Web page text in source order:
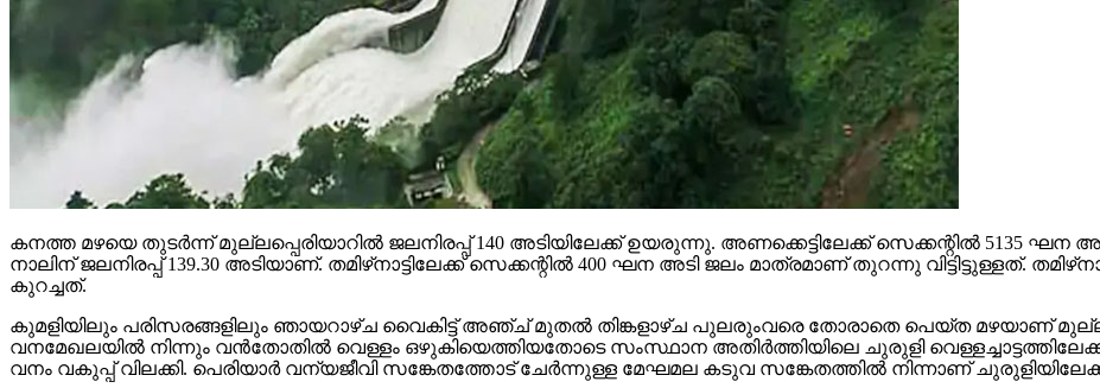
കനത്ത മഴയെ തുടര്‍ന്ന് മുല്ലപ്പെരിയാറില്‍ ജലനിരപ്പ് 140 അടിയിലേക്ക് ഉയരുന്നു. അണക്കെട്ടിലേക്ക് സെക്കന്റില്‍ 5135 ഘന
നാലിന് ജലനിരപ്പ് 139.30 അടിയാണ്. തമിഴ്‌നാട്ടിലേക്ക് സെക്കന്റില്‍ 400 ഘന അടി ജലം മാത്രമാണ് തുറന്നു വിട്ടിട്ടുള്ളത്.
കുറച്ചത്.
കുമളിയിലും പരിസരങ്ങളിലും ഞായറാഴ്ച വൈകിട്ട് അഞ്ച് മുതല്‍ തിങ്കളാഴ്ച പുലരുംവരെ തോരാതെ പെയ്ത മഴയാണ്
വനമേഖലയില്‍ നിന്നും വന്‍തോതില്‍ വെള്ളം ഒഴുകിയെത്തിയതോടെ സംസ്ഥാന അതിര്‍ത്തിയിലെ ചുരുളി
വനം വകുപ്പ് വിലക്കി. പെരിയാര്‍ വന്യജീവി സങ്കേതത്തോട് ചേര്‍ന്നുള്ള മേഘമല കടുവ സങ്കേതത്തില്‍ നിന്നാണ്